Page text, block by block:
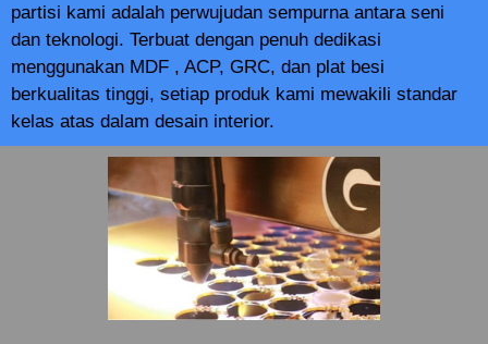
partisi kami adalah perwujudan sempurna antara seni
dan teknologi. Terbuat dengan penuh dedikasi
menggunakan MDF , ACP, GRC, dan plat besi
berkualitas tinggi, setiap produk kami mewakili standar
kelas atas dalam desain interior.